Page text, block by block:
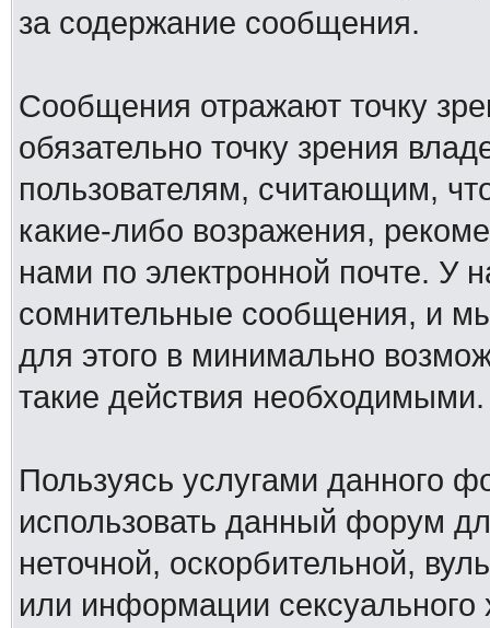
за содержание сообщения.
Сообщения отражают точку
обязательно точку зрения
пользователям, считающим,
какие-либо возражения,
нами по электронной почте. У
сомнительные сообщения, и
для этого в минимально
такие действия необходимыми.
Пользуясь услугами данного
использовать данный форум
неточной, оскорбительной,
или информации